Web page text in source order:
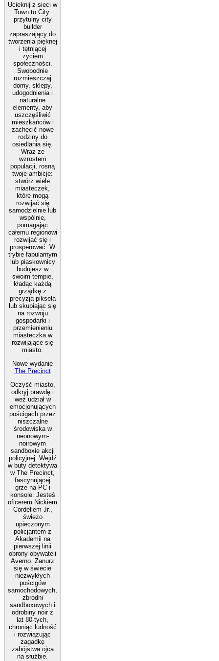
Ucieknij z sieci w
Town to City:
przytulny city
builder
zapraszający do
tworzenia pięknej
i tętniącej
życiem
społeczności.
Swobodnie
rozmieszczaj
domy, sklepy,
udogodnienia i
naturalne
elementy, aby
uszczęśliwić
mieszkańców i
zachęcić nowe
rodziny do
osiedlania się.
Wraz ze
wzrostem
populacji, rosną
twoje ambicje:
stwórz wiele
miasteczek,
które mogą
rozwijać się
samodzielnie lub
wspólnie,
pomagając
całemu regionowi
rozwijać się i
prosperować. W
trybie fabularnym
lub piaskownicy
budujesz w
swoim tempie,
kładąc każdą
grządkę z
precyzją piksela
lub skupiając się
na rozwoju
gospodarki i
przemienieniu
miasteczka w
rozwijające się
miasto.
Nowe wydanie
The Precinct
Oczyść miasto,
odkryj prawdę i
weź udział w
emocjonujących
pościgach przez
niszczalne
środowiska w
neonowym-
noirowym
sandboxie akcji
policyjnej. Wejdź
w buty detektywa
w The Precinct,
fascynującej
grze na PC i
konsole. Jesteś
oficerem Nickiem
Cordellem Jr.,
świeżo
upieczonym
policjantem z
Akademii na
pierwszej linii
obrony obywateli
Averno. Zanurz
się w świecie
niezwykłych
pościgów
samochodowych,
zbrodni
sandboxowych i
odrobiny noir z
lat 80-tych,
chroniąc ludność
i rozwiązując
zagadkę
zabójstwa ojca
na służbie.